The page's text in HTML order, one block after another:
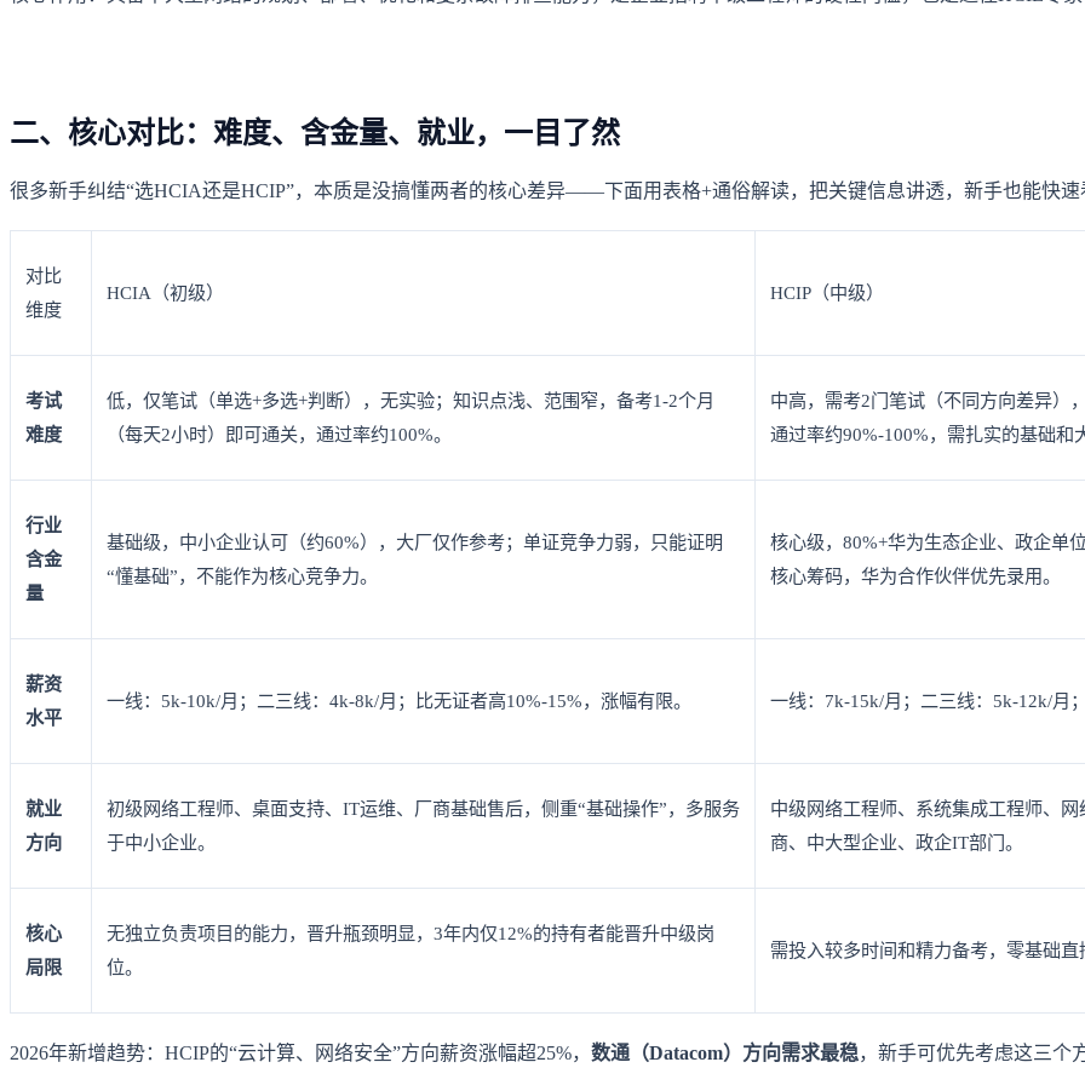
二、核心对比：难度、含金量、就业，一目了然
很多新手纠结“选HCIA还是HCIP”，本质是没搞懂两者的核心差异——下面用表格+通俗解读，把关键信息讲透，新手也能快速
对比
维度
HCIA（初级） HCIP（中级）
考试
难度
低，仅笔试（单选+多选+判断），无实验；知识点浅、范围窄，备考1-2个月
（每天2小时）即可通关，通过率约100%。
中高，需考2门笔试（不同方向差异）
通过率约90%-100%，需扎实的基础和
行业
含金
量
基础级，中小企业认可（约60%），大厂仅作参考；单证竞争力弱，只能证明
“懂基础”，不能作为核心竞争力。
核心级，80%+华为生态企业、政企单
核心筹码，华为合作伙伴优先录用。
薪资
水平
一线：5k-10k/月；二三线：4k-8k/月；比无证者高10%-15%，涨幅有限。 一线：7k-15k/月；二三线：5k-12k/月
就业
方向
初级网络工程师、桌面支持、IT运维、厂商基础售后，侧重“基础操作”，多服务
于中小企业。
中级网络工程师、系统集成工程师、
商、中大型企业、政企IT部门。
核心
局限
无独立负责项目的能力，晋升瓶颈明显，3年内仅12%的持有者能晋升中级岗
位。
需投入较多时间和精力备考，零基础
2026年新增趋势：HCIP的“云计算、网络安全”方向薪资涨幅超25%， 数通（Datacom）方向需求最稳，新手可优先考虑这三个